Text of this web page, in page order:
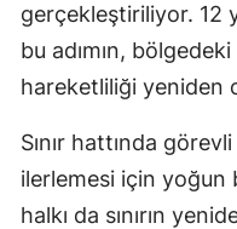
gerçekleştiriliyor. 12
bu adımın,
hareketliliği yeniden
Sınır hattında
ilerlemesi için yoğun
halkı da sınırın